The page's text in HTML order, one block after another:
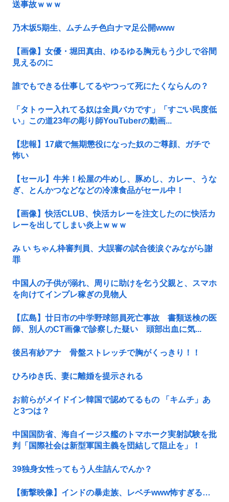
送事故ｗｗｗ
乃木坂5期生、ムチムチ色白ナマ足公開www
【画像】女優・堀田真由、ゆるゆる胸元もう少しで谷間
見えるのに
誰でもできる仕事してるやつって死にたくならんの？
「タトゥー入れてる奴は全員バカです」「すごい民度低
い」この道23年の彫り師YouTuberの動画...
【悲報】17歳で無期懲役になった奴のご尊顔、ガチで
怖い
【セール】牛丼！松屋の牛めし、豚めし、カレー、うな
ぎ、とんかつなどなどの冷凍食品がセール中！
【画像】快活CLUB、快活カレーを注文したのに快活カ
レーを出してしまい炎上ｗｗｗ
み い ちゃん枠審判員、大誤審の試合後涙ぐみながら謝
罪
中国人の子供が溺れ、周りに助けを乞う父親と、スマホ
を向けてインプレ稼ぎの見物人
【広島】廿日市の中学野球部員死亡事故 書類送検の医
師、別人のCT画像で診察した疑い 頭部出血に気...
後呂有紗アナ 骨盤ストレッチで胸がくっきり！！
ひろゆき氏、妻に離婚を提示される
お前らがメイドイン韓国で認めてるもの 「キムチ」あ
と3つは？
中国国防省、海自イージス艦のトマホーク実射試験を批
判「国際社会は新型軍国主義を団結して阻止を」！
39独身女性ってもう人生詰んでんか？
【衝撃映像】インドの暴走族、レベチwww怖すぎる…